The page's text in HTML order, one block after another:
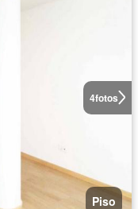
4fotos
Piso